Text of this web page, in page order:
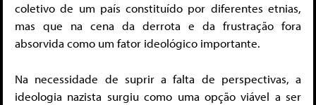
coletivo de um país constituído por diferentes etnias,
mas que na cena da derrota e da frustração fora
absorvida como um fator ideológico importante.
Na necessidade de suprir a falta de perspectivas, a
ideologia nazista surgiu como uma opção viável a ser